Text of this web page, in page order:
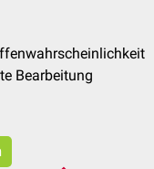
Bearbeitung